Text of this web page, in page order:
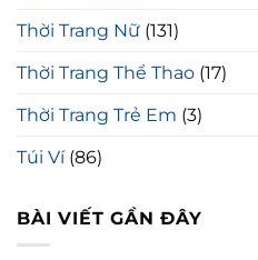
Thời Trang Nữ (131)
Thời Trang Thể Thao (17)
Thời Trang Trẻ Em (3)
Túi Ví(86)
BÀI VIẾT GẦN ĐÂY